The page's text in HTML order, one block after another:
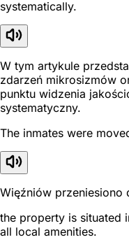
systematically.
W tym artykule
zdarzeń mikrosizmów
punktu widzenia
systematyczny.
The inmates were
Więźniów przeniesiono
the property is situated
all local amenities.